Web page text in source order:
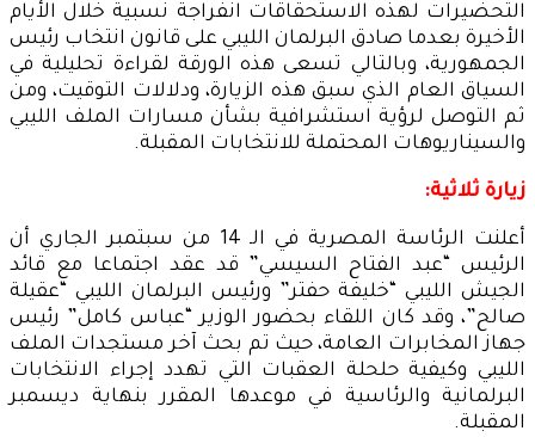
التحضيرات لهذه الاستحقاقات انفراجة نسبية خلال الأيام
الأخيرة بعدما صادق البرلمان الليبي على قانون انتخاب رئيس
الجمهورية، وبالتالي تسعى هذه الورقة لقراءة تحليلية في
السياق العام الذي سبق هذه الزيارة، ودلالات التوقيت، ومن
ثم التوصل لرؤية استشرافية بشأن مسارات الملف الليبي
والسيناريوهات المحتملة للانتخابات المقبلة.
زيارة ثلاثية:
أعلنت الرئاسة المصرية في الـ 14 من سبتمبر الجاري أن
الرئيس “عبد الفتاح السيسي” قد عقد اجتماعا مع قائد
الجيش الليبي “خليفة حفتر” ورئيس البرلمان الليبي “عقيلة
صالح”، وقد كان اللقاء بحضور الوزير “عباس كامل” رئيس
جهاز المخابرات العامة، حيث تم بحث آخر مستجدات الملف
الليبي وكيفية حلحلة العقبات التي تهدد إجراء الانتخابات
البرلمانية والرئاسية في موعدها المقرر بنهاية ديسمبر
المقبلة.